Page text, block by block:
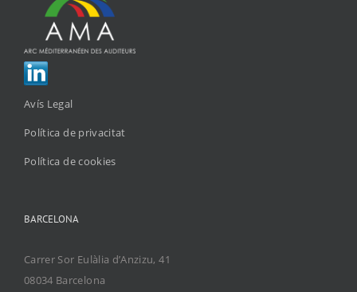
Avís Legal
Política de privacitat
Política de cookies
BARCELONA
Carrer Sor Eulàlia d’Anzizu, 41
08034 Barcelona